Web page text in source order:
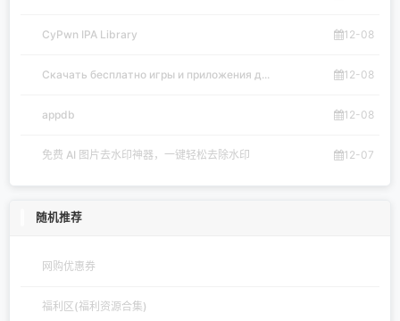
CyPwn IPA Library 12-08
Скачать бесплатно игры и приложения д... 12-08
appdb 12-08
免费 AI 图片去水印神器，一键轻松去除水印 12-07
随机推荐
网购优惠券
福利区(福利资源合集)